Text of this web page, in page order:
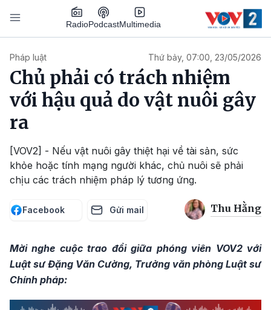
Nhảy đến nội dung
RadioPodcastMultimedia
Pháp luật Thứ bảy, 07:00, 23/05/2026
Chủ phải có trách nhiệm
với hậu quả do vật nuôi gây
ra
[VOV2] - Nếu vật nuôi gây thiệt hại về tài sản, sức
khỏe hoặc tính mạng người khác, chủ nuôi sẽ phải
chịu các trách nhiệm pháp lý tương ứng.
Facebook Gửi mail Thu Hằng
Mời nghe cuộc trao đổi giữa phóng viên VOV2 với
Luật sư Đặng Văn Cường, Trưởng văn phòng Luật sư
Chính pháp: